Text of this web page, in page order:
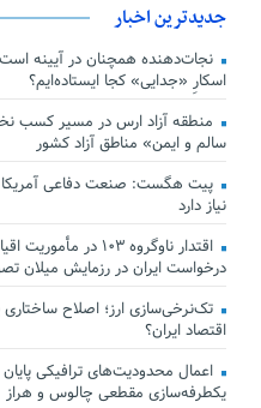
جدیدترین اخبار
اسکارِ «جدایی» کجا ایستاده‌ایم؟
منطقه آزاد ارس در مسیر کسب
سالم و ایمن» مناطق آزاد کشور
پیت هگست: صنعت دفاعی آمریکا
نیاز دارد
درخواست ایران در رزمایش میلان
تک‌نرخی‌سازی ارز؛ اصلاح
اقتصاد ایران؟
اعمال محدودیت‌های ترافیکی
یکطرفه‌سازی مقطعی چالوس و هراز